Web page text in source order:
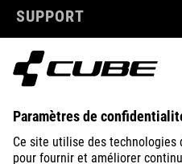
SUPPORT
ABOUT US
EXPLORE